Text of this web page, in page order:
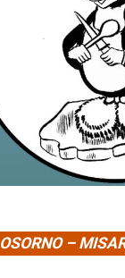
OSORNO –